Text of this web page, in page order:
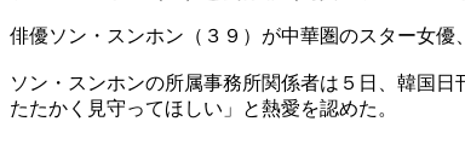
俳優ソン・スンホン（３９）が中華圏のスター女優
ソン・スンホンの所属事務所関係者は５日、韓国
たたかく見守ってほしい」と熱愛を認めた。